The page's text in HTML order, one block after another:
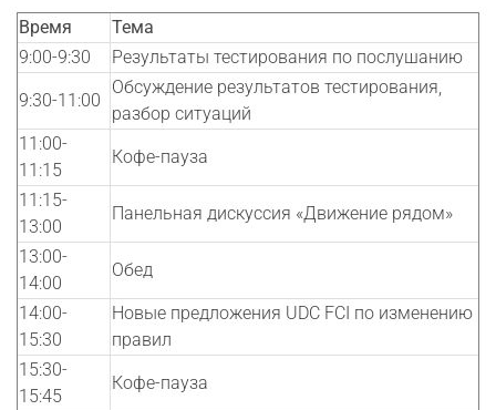
Время
Тема
9:00-9:30
Результаты тестирования по послушанию
9:30-11:00
Обсуждение результатов тестирования,
разбор ситуаций
11:00-
11:15
Кофе-пауза
11:15-
13:00
Панельная дискуссия «Движение рядом»
13:00-
14:00
Обед
14:00-
15:30
Новые предложения UDC FCI по изменению
правил
15:30-
15:45
Кофе-пауза